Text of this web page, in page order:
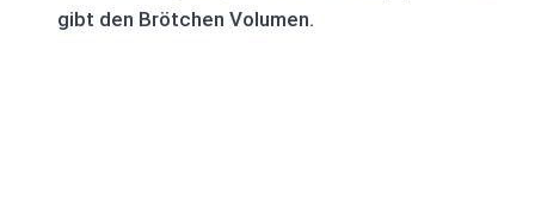
gibt den Brötchen Volumen.